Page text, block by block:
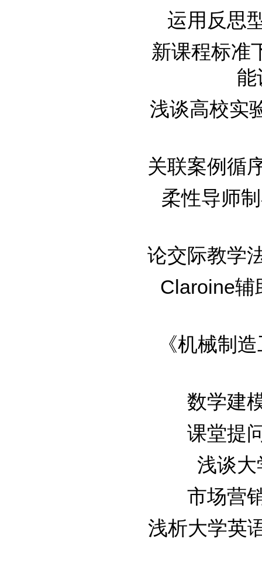
运用反思
新课程标准
能
浅谈高校实
关联案例循
柔性导师
论交际教学
Claroine辅
《机械制
数学建
课堂提
浅谈大
市场营
浅析大学英